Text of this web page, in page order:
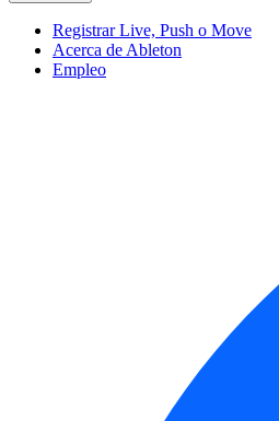
Registrar Live, Push o Move
Acerca de Ableton
Empleo